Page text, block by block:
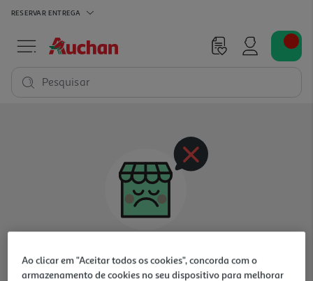
RESERVAR ENTREGA
Pesquisar
para a loja selecionada
Ao clicar em "Aceitar todos os cookies", concorda com o
armazenamento de cookies no seu dispositivo para melhorar